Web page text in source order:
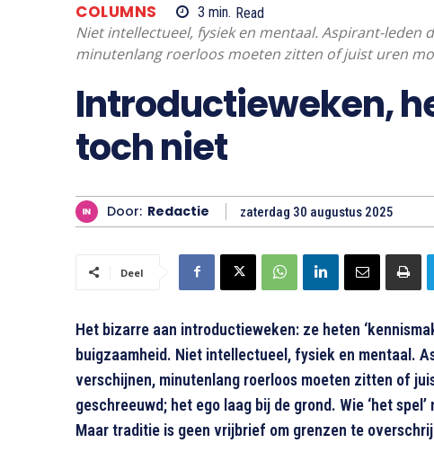
COLUMNS 3 min. Read
Niet intellectueel, fysiek en mentaal. Aspirant-leden
minutenlang roerloos moeten zitten of juist uren
Introductieweken,
toch niet
Door: Redactie zaterdag 30 augustus 2025
Deel
Het bizarre aan introductieweken: ze heten
buigzaamheid. Niet intellectueel, fysiek en mentaal.
verschijnen, minutenlang roerloos moeten zitten of
geschreeuwd; het ego laag bij de grond. Wie ‘het
Maar traditie is geen vrijbrief om grenzen te